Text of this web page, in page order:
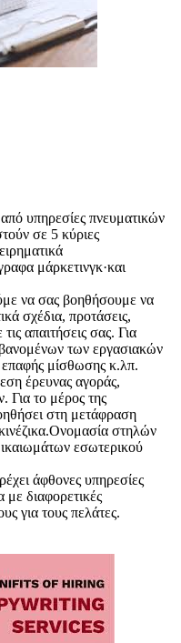
υπηρεσίες πνευματικών
σε 5 κύριες
μάρκετινγκ·και
να σας βοηθήσουμε να
σχέδια, προτάσεις,
απαιτήσεις σας. Για
των εργασιακών
μίσθωσης κ.λπ.
έρευνας αγοράς,
Για το μέρος της
στη μετάφραση
στηλών
εσωτερικού
άφθονες υπηρεσίες
διαφορετικές
για τους πελάτες.